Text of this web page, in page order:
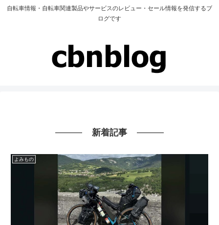
自転車情報・自転車関連製品やサービスのレビュー・セール情報を発信するブ
ログです
新着記事
よみもの